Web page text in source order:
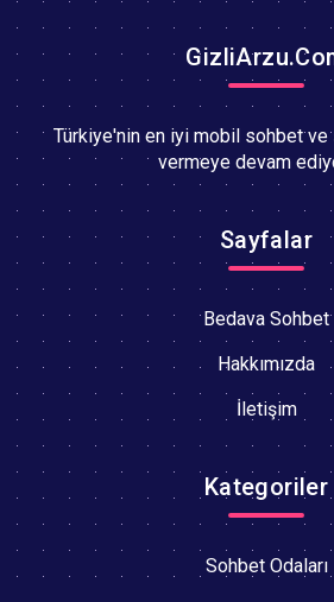
Türkiye'nin en iyi mobil sohbet
vermeye devam
Sayfalar
Bedava Sohbet
Hakkımızda
İletişim
Kategoriler
Sohbet Odaları